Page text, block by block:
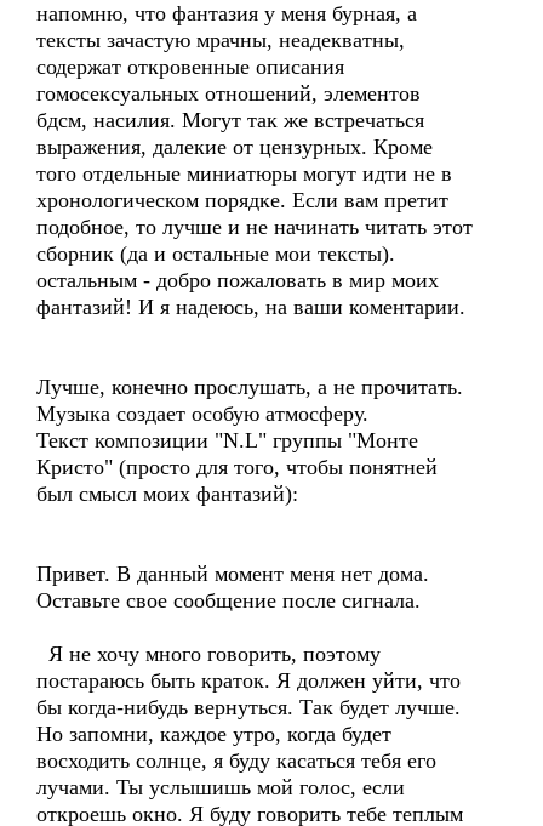
напомню, что фантазия у меня бурная, а
тексты зачастую мрачны, неадекватны,
содержат откровенные описания
гомосексуальных отношений, элементов
бдсм, насилия. Могут так же встречаться
выражения, далекие от цензурных. Кроме
того отдельные миниатюры могут идти не в
хронологическом порядке. Если вам претит
подобное, то лучше и не начинать читать этот
сборник (да и остальные мои тексты).
остальным - добро пожаловать в мир моих
фантазий! И я надеюсь, на ваши коментарии.
Лучше, конечно прослушать, а не прочитать.
Музыка создает особую атмосферу.
Текст композиции "N.L" группы "Монте
Кристо" (просто для того, чтобы понятней
был смысл моих фантазий):
Привет. В данный момент меня нет дома.
Оставьте свое сообщение после сигнала.
Я не хочу много говорить, поэтому
постараюсь быть краток. Я должен уйти, что
бы когда-нибудь вернуться. Так будет лучше.
Но запомни, каждое утро, когда будет
восходить солнце, я буду касаться тебя его
лучами. Ты услышишь мой голос, если
откроешь окно. Я буду говорить тебе теплым